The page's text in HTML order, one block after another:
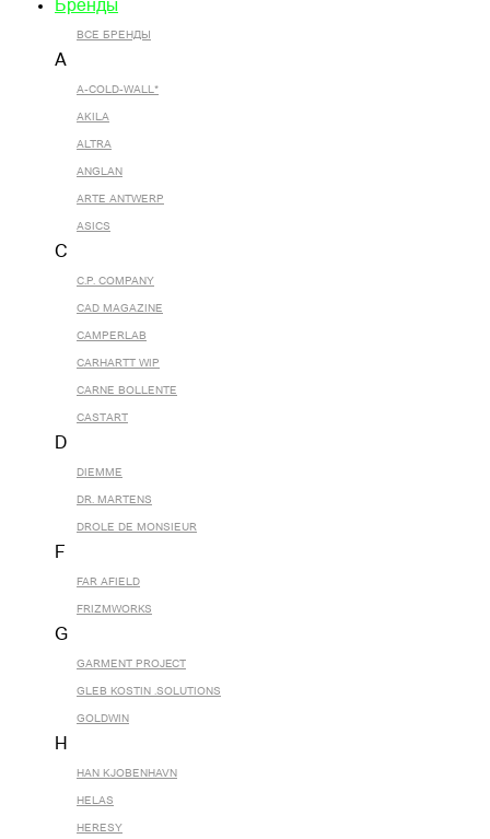
Бренды
ВСЕ БРЕНДЫ
A
A-COLD-WALL*
AKILA
ALTRA
ANGLAN
ARTE ANTWERP
ASICS
C
C.P. COMPANY
CAD MAGAZINE
CAMPERLAB
CARHARTT WIP
CARNE BOLLENTE
CASTART
D
DIEMME
DR. MARTENS
DROLE DE MONSIEUR
F
FAR AFIELD
FRIZMWORKS
G
GARMENT PROJECT
GLEB KOSTIN .SOLUTIONS
GOLDWIN
H
HAN KJOBENHAVN
HELAS
HERESY